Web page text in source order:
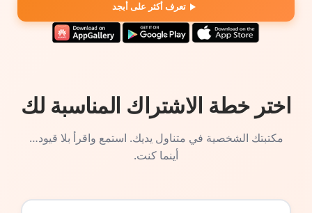
تعرف أكثر على أبجد
اختر خطة الاشتراك المناسبة لك
مكتبتك الشخصية في متناول يديك. استمع واقرأ بلا قيود…
أينما كنت.